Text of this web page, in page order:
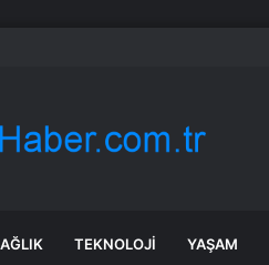
alevler kovalıyor
TEKNOLOJI YAŞAM